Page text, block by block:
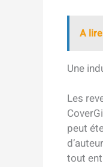
A
Une
Les
peut
tout